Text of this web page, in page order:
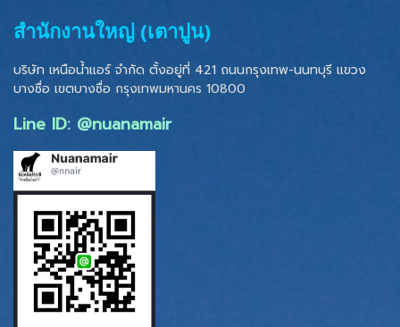
สำนักงานใหญ่ (เตาปูน)
บริษัท เหนือน้ำแอร์ จำกัด ตั้งอยู่ที่ 421 ถนนกรุงเทพ-นนทบุรี แขวง
บางซื่อ เขตบางซื่อ กรุงเทพมหานคร 10800
Line ID: @nuanamair